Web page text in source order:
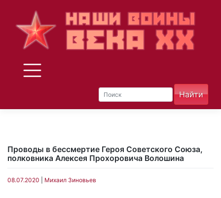
Проводы в бессмертие Героя Советского Союза,
полковника Алексея Прохоровича Волошина
08.07.2020 Михаил Зиновьев